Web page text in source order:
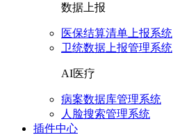
数据上报
医保结算清单上报系统
卫统数据上报管理系统
AI医疗
病案数据库管理系统
人脸搜索管理系统
插件中心